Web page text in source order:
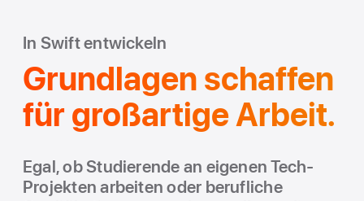
In Swift ent­wickeln
Grund­lagen schaffen
für großartige Arbeit.
Egal, ob Studie­rende an eigenen Tech-
Pro­jekten arbeiten oder beruf­liche